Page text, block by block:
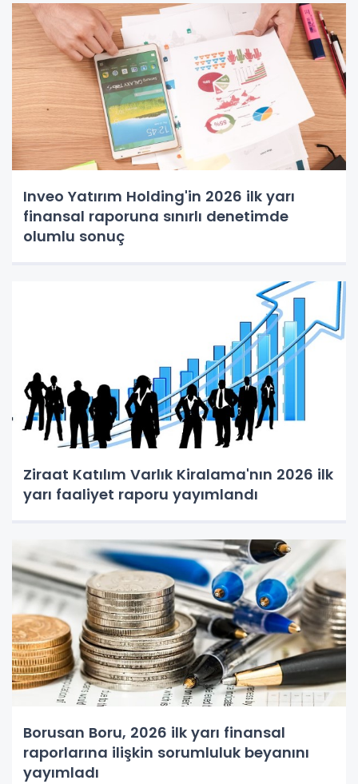
Inveo Yatırım Holding'in 2026 ilk yarı
finansal raporuna sınırlı denetimde
olumlu sonuç
Ziraat Katılım Varlık Kiralama'nın 2026 ilk
yarı faaliyet raporu yayımlandı
Borusan Boru, 2026 ilk yarı finansal
raporlarına ilişkin sorumluluk beyanını
yayımladı